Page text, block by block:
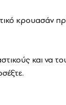
κρουασάν
και να